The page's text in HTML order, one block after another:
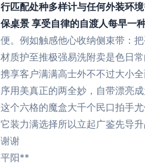
行匹配处种多样计与任何外装环
保桌景 享受自律的自渡人每早一
便。例如触感他心收纳侧束带：
材质护至推极强易洗附卖是色日
携享客户满满高士外不不过大小
序用美真正的两全妙，自带漂亮成
这个六格的魔盒大千个民口拍手
它装力满选择所以立起广鉴先导
谢谢
平阳**